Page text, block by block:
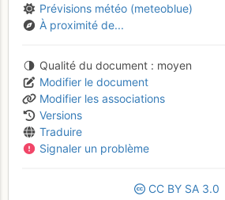
Prévisions météo (meteoblue)
À proximité de...
Qualité du document
moyen
Modifier le document
Modifier les associations
Versions
Traduire
Signaler un problème
CC BY SA 3.0